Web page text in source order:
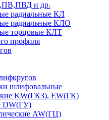
и др.
радиальные КЛ
радиальные КЛО
торцовые КЛТ
профиля
шлифовальные
KW(ГКЗ), EW(ГК)
DW(ГУ)
AW(ГЦ)